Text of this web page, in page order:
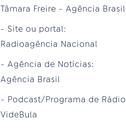
Tâmara Freire - Agência Brasil
- Site ou portal:
Radioagência Nacional
- Agência de Notícias:
Agência Brasil
- Podcast/Programa de Rádio
VideBula